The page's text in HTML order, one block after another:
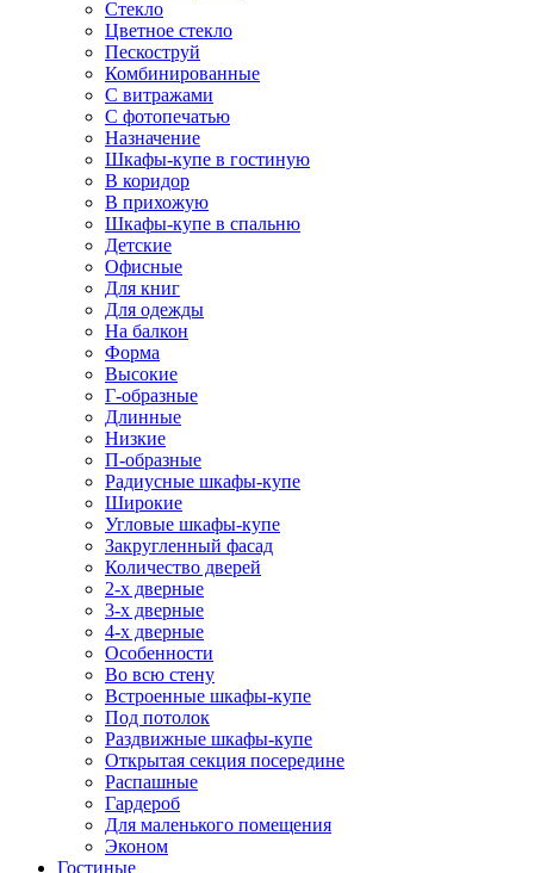
Стекло
Цветное стекло
Пескоструй
Комбинированные
С витражами
С фотопечатью
Назначение
Шкафы-купе в гостиную
В коридор
В прихожую
Шкафы-купе в спальню
Детские
Офисные
Для книг
Для одежды
На балкон
Форма
Высокие
Г-образные
Длинные
Низкие
П-образные
Радиусные шкафы-купе
Широкие
Угловые шкафы-купе
Закругленный фасад
Количество дверей
2-х дверные
3-х дверные
4-х дверные
Особенности
Во всю стену
Встроенные шкафы-купе
Под потолок
Раздвижные шкафы-купе
Открытая секция посередине
Распашные
Гардероб
Для маленького помещения
Эконом
Гостиные